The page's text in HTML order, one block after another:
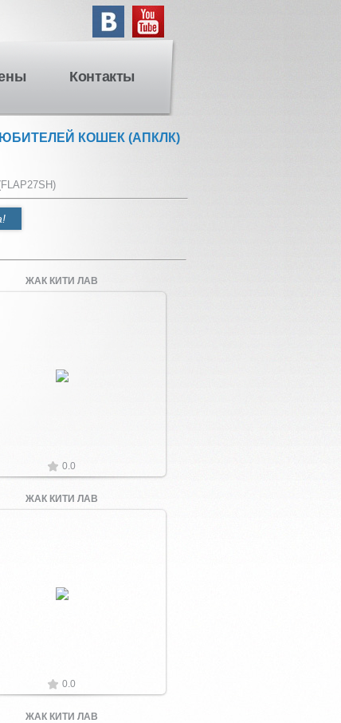
Контакты
КОШЕК (АПКЛК)
ЖАК КИТИ ЛАВ
Увеличить
0.0
ЖАК КИТИ ЛАВ
Увеличить
0.0
ЖАК КИТИ ЛАВ